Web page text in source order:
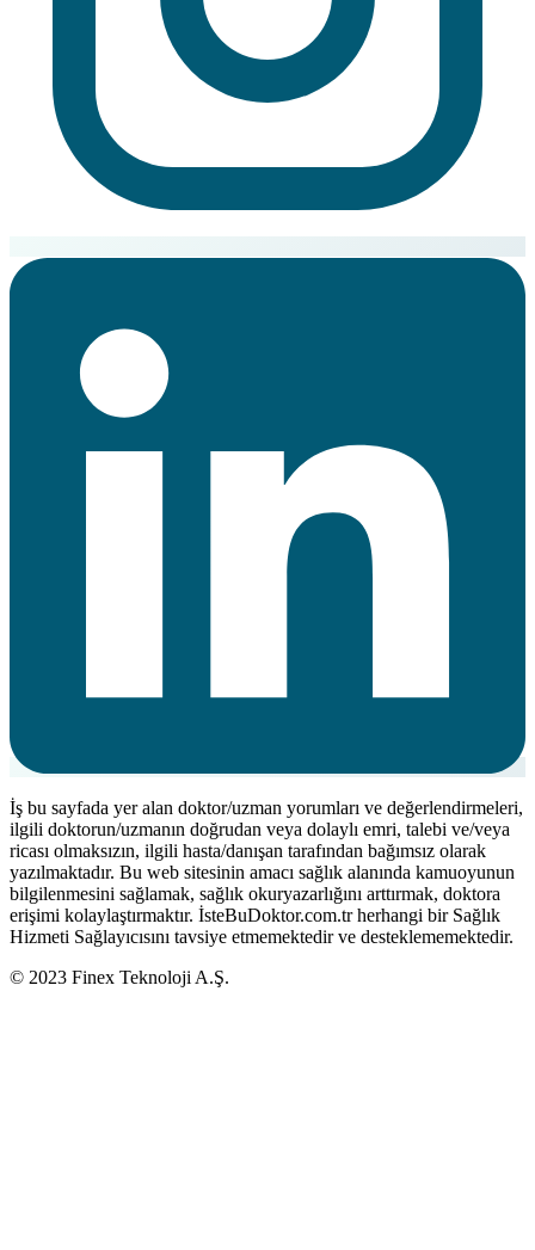
İş bu sayfada yer alan doktor/uzman yorumları ve değerlendirmeleri,
ilgili doktorun/uzmanın doğrudan veya dolaylı emri, talebi ve/veya
ricası olmaksızın, ilgili hasta/danışan tarafından bağımsız olarak
yazılmaktadır. Bu web sitesinin amacı sağlık alanında kamuoyunun
bilgilenmesini sağlamak, sağlık okuryazarlığını arttırmak, doktora
erişimi kolaylaştırmaktır. İsteBuDoktor.com.tr herhangi bir Sağlık
Hizmeti Sağlayıcısını tavsiye etmemektedir ve desteklememektedir.
© 2023 Finex Teknoloji A.Ş.